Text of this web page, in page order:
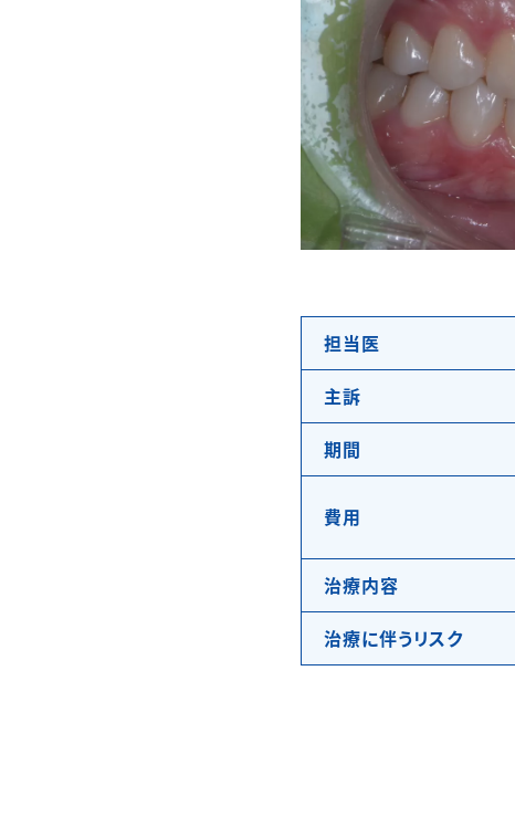
担当医
主訴
期間
費用
治療内容
治療に伴うリスク